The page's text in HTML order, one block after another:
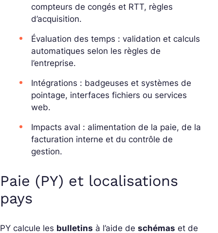
compteurs de congés et RTT, règles
d’acquisition.
Évaluation des temps : validation et calculs
automatiques selon les règles de
l’entreprise.
Intégrations : badgeuses et systèmes de
pointage, interfaces fichiers ou services
web.
Impacts aval : alimentation de la paie, de la
facturation interne et du contrôle de
gestion.
Paie (PY) et localisations
pays
PY calcule les bulletins à l’aide de schémas et de